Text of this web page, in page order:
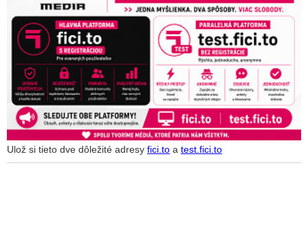
Ulož si tieto dve dôležité adresy fici.to a test.fici.to